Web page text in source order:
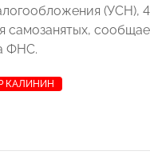
(УСН),
самозанятых,
ФНС.
КАЛИНИН